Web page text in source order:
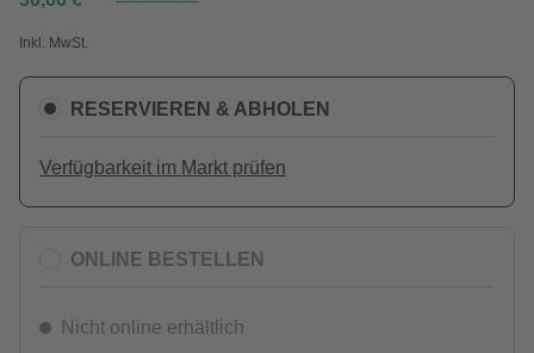
Inkl. MwSt.
RESERVIEREN & ABHOLEN
Verfügbarkeit im Markt prüfen
ONLINE BESTELLEN
Nicht online erhältlich